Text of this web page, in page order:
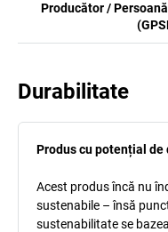
Producător /
Durabilitate
Produs cu potențial de
Acest produs încă nu
sustenabile – însă
sustenabilitate se